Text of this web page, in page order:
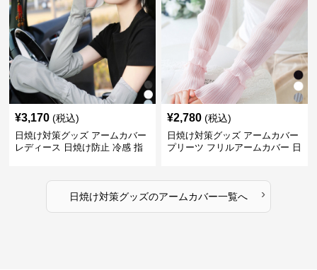
¥3,170 (税込)
日焼け対策グッズ アームカバー
レディース 日焼け防止 冷感 指
¥2,780 (税込)
日焼け対策グッズ アームカバー
プリーツ フリルアームカバー 日
日焼け対策グッズのアームカバー一覧へ ›